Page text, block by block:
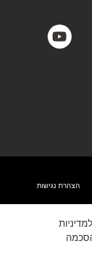
youtube
הצהרת נגישות